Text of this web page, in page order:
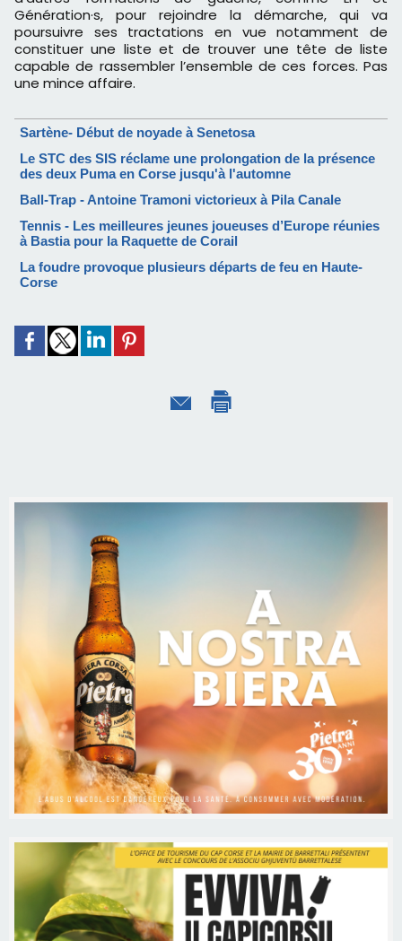
Génération·s, pour rejoindre la démarche, qui va
poursuivre ses tractations en vue notamment de
constituer une liste et de trouver une tête de liste
capable de rassembler l’ensemble de ces forces. Pas
une mince affaire.
Sartène- Début de noyade à Senetosa
Le STC des SIS réclame une prolongation de la présence
des deux Puma en Corse jusqu'à l'automne
Ball-Trap - Antoine Tramoni victorieux à Pila Canale
Tennis - Les meilleures jeunes joueuses d’Europe réunies
à Bastia pour la Raquette de Corail
La foudre provoque plusieurs départs de feu en Haute-
Corse